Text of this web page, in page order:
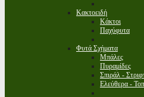
Κακτοειδή
Κάκτοι
Παχύφυτα
Φυτά Σχήματα
Μπάλες
Πυραμίδες
Σπιράλ -
Ελεύθερα -